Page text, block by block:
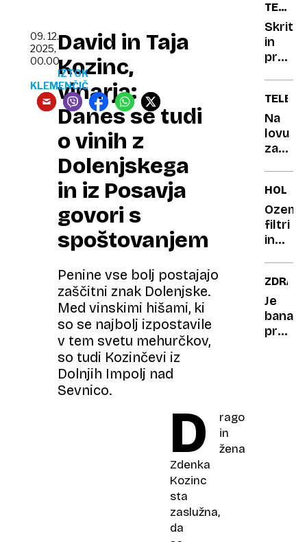
David in Taja
Kozinc,
vinarja:
Danes se tudi
o vinih z
Dolenjskega
in iz Posavja
govori s
spoštovanjem
Penine vse bolj postajajo
zaščitni znak Dolenjske.
Med vinskimi hišami, ki
so se najbolj izpostavile
v tem svetu mehurčkov,
so tudi Kozinčevi iz
Dolnjih Impolj nad
Sevnico.
09. 12.
2025,
00.00
IZTOK
KLEMENČIČ
D
rago
in
žena
Zdenka
Kozinc
sta
zaslužna,
da
Skriti
in
pravi
Johna
Na
lovu
za
filtri
in
Kate
iluzijo
Je
banana